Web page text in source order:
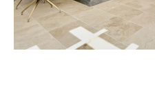
Maison Dumon, c’est plus
immobilière, c’est un
vos projets de vie. Avec un